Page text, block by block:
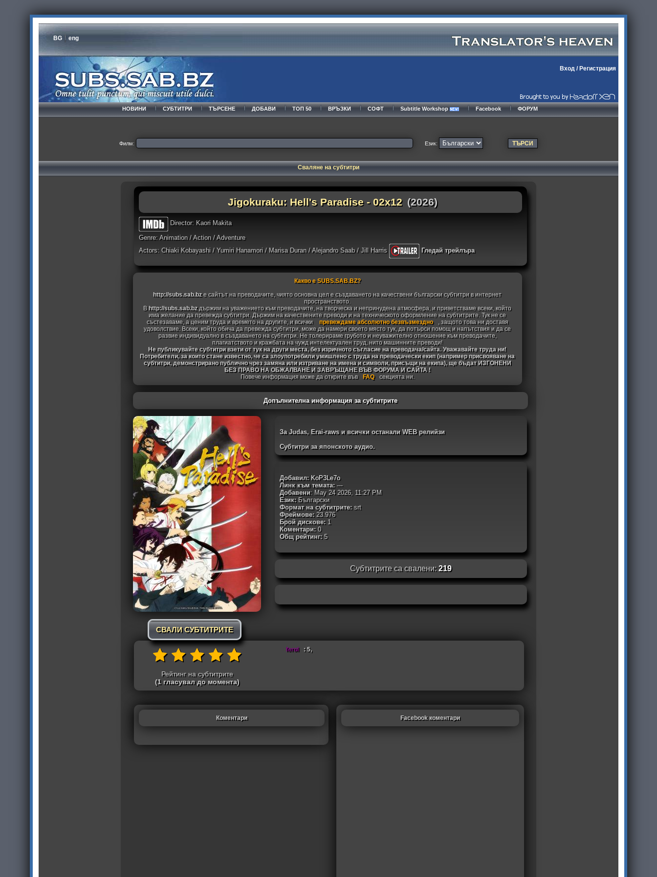
BG eng
Вход/ Регистрация
НОВИНИ СУБТИТРИ ТЪРСЕНЕ ДОБАВИ ТОП 50 ВРЪЗКИ СОФТ Subtitle Workshop Facebook ФОРУМ
Филм: Език:
Сваляне на субтитри
Jigokuraku: Hell's Paradise - 02x12 (2026)
Director: Kaori Makita
Genre: Animation / Action / Adventure
Actors: Chiaki Kobayashi / Yumiri Hanamori / Marisa Duran / Alejandro Saab / Jill Harris
Гледай трейлъра
Какво е SUBS.SAB.BZ?
http://subs.sab.bzе сайтът на преводачите, чиято основна цел е създаването на качествени български субтитри в интернет
пространството.
В http://subs.sab.bzдържим на уважението към преводачите, на творческа и непринудена атмосфера, и приветстваме всеки, който
има желание да превежда субтитри. Държим на качествените преводи и на техническото оформление на субтитрите. Тук не се
състезаваме, а ценим труда и времето на другите, и всички
превеждаме абсолютно безвъзмездно
, защото това ни доставя
удоволствие. Всеки, който обича да превежда субтитри, може да намери своето място тук, да потърси помощ и напътствия и да се
развие индивидуално в създаването на субтитри. Не толерираме грубото и неуважително отношение към преводачите,
плагиатството и кражбата на чужд интелектуален труд, нито машинните преводи!
Не публикувайте субтитри взети от тук на други места, без изричното съгласие на преводача/сайта. Уважавайте труда ни!
Потребители, за които стане известно, че са злоупотребили умишлено с труда на преводачески екип (например присвояване на
субтитри, демонстрирано публично чрез замяна или изтриване на имена и символи, присъщи на екипа), ще бъдат ИЗГОНЕНИ
БЕЗ ПРАВО НА ОБЖАЛВАНЕ И ЗАВРЪЩАНЕ ВЪВ ФОРУМА И САЙТА !
Повече информация може да открите във
FAQ секцията ни.
Допълнителна информация за субтитрите
СВАЛИ СУБТИТРИТЕ
За Judas, Erai-raws и всички останали WEB релийзи
Субтитри за японското аудио.
Добавил: KoP3Le7o
Линк към темата:---
Добавени: May 24 2026, 11:27 PM
Език:Български
Формат на субтитрите:srt
Фреймове:23.976
Брой дискове:1
Коментари: 0
Общ рейтинг:5
Субтитрите са свалени:219
Рейтинг на субтитрите
(1 гласувал до момента)
ferol : 5,
Коментари Facebook коментари